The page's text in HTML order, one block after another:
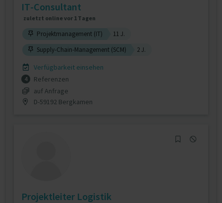
IT-Consultant
zuletzt online vor 1 Tagen
Projektmanagement (IT)
11 J.
Supply-Chain-Management (SCM)
2 J.
Verfügbarkeit einsehen
4
Referenzen
auf Anfrage
D-59192 Bergkamen
Projektleiter Logistik